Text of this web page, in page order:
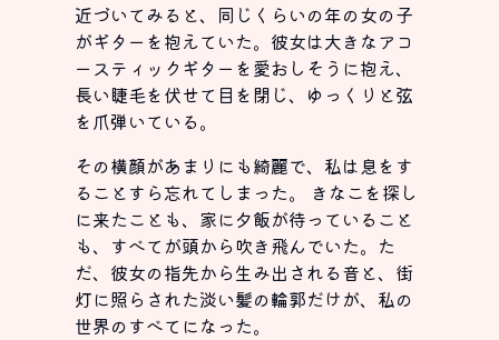
近づいてみると、同じくらいの年の女の子
がギターを抱えていた。彼女は大きなアコ
ースティックギターを愛おしそうに抱え、
長い睫毛を伏せて目を閉じ、ゆっくりと弦
を爪弾いている。
その横顔があまりにも綺麗で、私は息をす
ることすら忘れてしまった。 きなこを探し
に来たことも、家に夕飯が待っていること
も、すべてが頭から吹き飛んでいた。た
だ、彼女の指先から生み出される音と、街
灯に照らされた淡い髪の輪郭だけが、私の
世界のすべてになった。